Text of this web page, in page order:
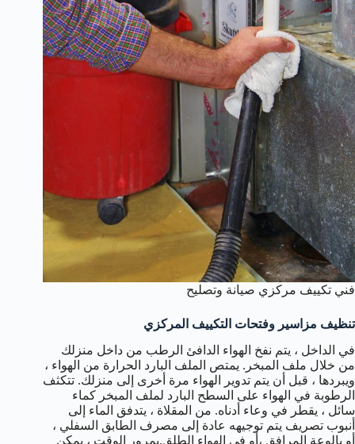
فني تكييف مركزي صيانة وتصليح
تنظيف مزاسير وفتحات التكييف المركزي
في الداخل ، يتم نفخ الهواء الدافئ الرطب من داخل منزلك
من خلال ملف المبخر. يمتص الملف البارد الحرارة من الهواء ،
ويبردها ، قبل أن يتم تدوير الهواء مرة أخرى إلى منزلك. تتكثف
الرطوبة في الهواء على السطح البارد لملف المبخر كماء
سائل ، يقطر في وعاء أدناه. من المقلاة ، يتدفق الماء إلى
أنبوب تصريف يتم توجيهه عادة إلى مصرف الطابق السفلي ،
أو بالوعة المرافق ،أو في الهواء الطلق.بمرور الوقت ، يمكن